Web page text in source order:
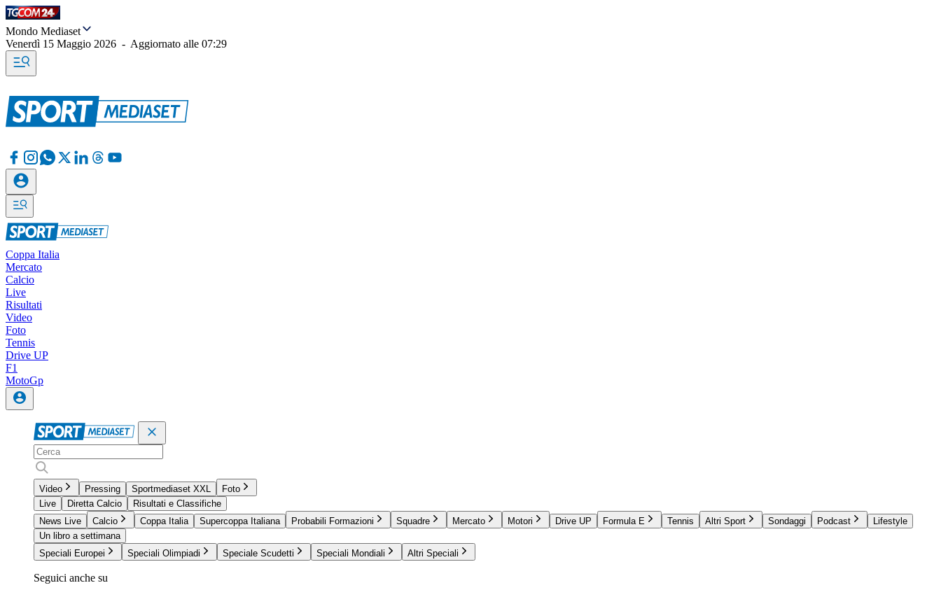
Mondo Mediaset
Venerdì 15 Maggio 2026 - Aggiornato alle 07:29
Coppa Italia
Mercato
Calcio
Live
Risultati
Video
Foto
Tennis
Drive UP
F1
MotoGp
Video Pressing Sportmediaset XXL
Foto
Live
Diretta Calcio
Risultati e Classifiche
News Live
Calcio Coppa Italia Supercoppa Italiana Probabili Formazioni Squadre Mercato Motori Drive UP Formula E Tennis Altri Sport Sondaggi Podcast
Lifestyle
Un libro a settimana
Speciali Europei
Speciali Olimpiadi Speciale Scudetti Speciali Mondiali Altri Speciali
Seguici anche su